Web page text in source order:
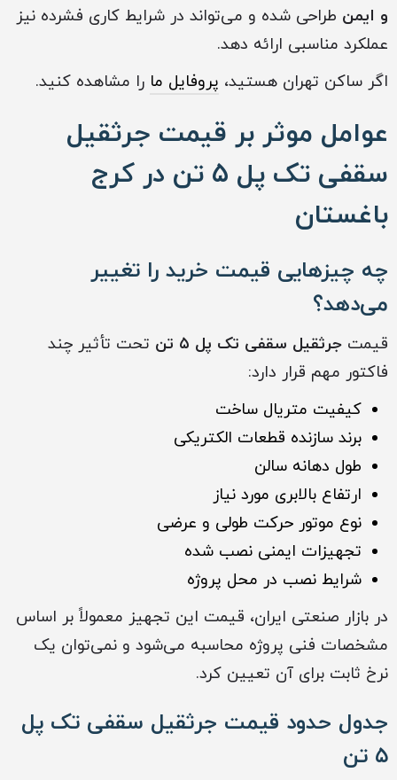
و ایمن طراحی شده و می‌تواند در شرایط کاری فشرده نیز
عملکرد مناسبی ارائه دهد.
اگر ساکن تهران هستید، پروفایل ما را مشاهده کنید.
عوامل موثر بر قیمت جرثقیل
سقفی تک پل ۵ تن در کرج
باغستان
چه چیزهایی قیمت خرید را تغییر
می‌دهد؟
قیمت جرثقیل سقفی تک پل ۵ تن
تحت تأثیر چند
فاکتور مهم قرار دارد:
کیفیت متریال ساخت
برند سازنده قطعات الکتریکی
طول دهانه سالن
ارتفاع بالابری مورد نیاز
نوع موتور حرکت طولی و عرضی
تجهیزات ایمنی نصب شده
شرایط نصب در محل پروژه
در بازار صنعتی ایران، قیمت این تجهیز معمولاً بر اساس
مشخصات فنی پروژه محاسبه می‌شود و نمی‌توان یک
نرخ ثابت برای آن تعیین کرد.
جدول حدود قیمت جرثقیل سقفی تک پل
۵ تن